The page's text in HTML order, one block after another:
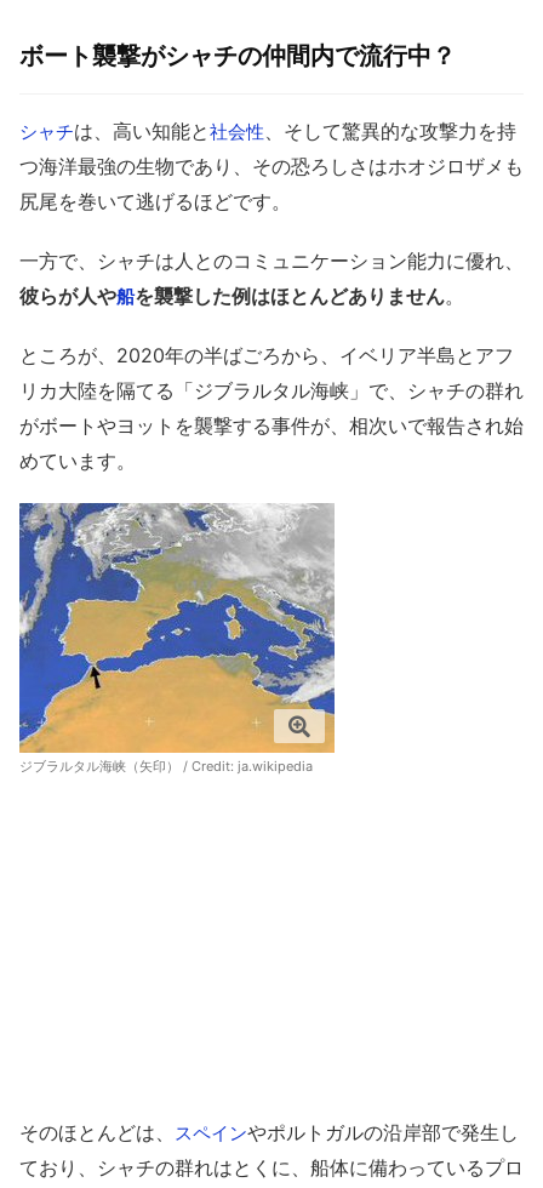
ボート襲撃がシャチの仲間内で流行中？
シャチは、高い知能と社会性 、そして驚異的な攻撃力を持
つ海洋最強の生物であり、その恐ろしさはホオジロザメも
尻尾を巻いて逃げるほどです。
一方で、シャチは人とのコミュニケーション能力に優れ、
彼らが人や船を襲撃した例はほとんどありません。
ところが、2020年の半ばごろから、イベリア半島とアフ
リカ大陸を隔てる「ジブラルタル海峡」で、シャチの群れ
がボートやヨットを襲撃する事件が、相次いで報告され始
めています。
ジブラルタル海峡（矢印） / Credit: ja.wikipedia
そのほとんどは、 スペインやポルトガルの沿岸部で発生し
ており、シャチの群れはとくに、船体に備わっているプロ